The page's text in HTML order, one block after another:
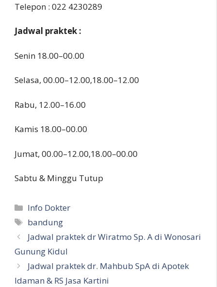
Telepon : 022 4230289
Jadwal praktek :
Senin 18.00–00.00
Selasa, 00.00–12.00,18.00–12.00
Rabu, 12.00–16.00
Kamis 18.00–00.00
Jumat, 00.00–12.00,18.00–00.00
Sabtu & Minggu Tutup
Kategori
Info Dokter
Tag
bandung
Jadwal praktek dr Wiratmo Sp. A di Wonosari
Gunung Kidul
Jadwal praktek dr. Mahbub SpA di Apotek
Idaman & RS Jasa Kartini